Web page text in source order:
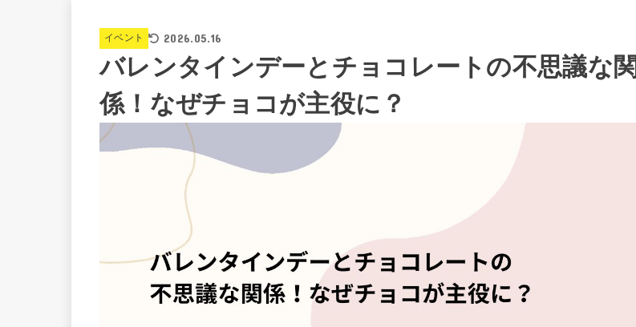
イベント 2026.05.16
バレンタインデーとチョコレートの不思議な関
係！なぜチョコが主役に？